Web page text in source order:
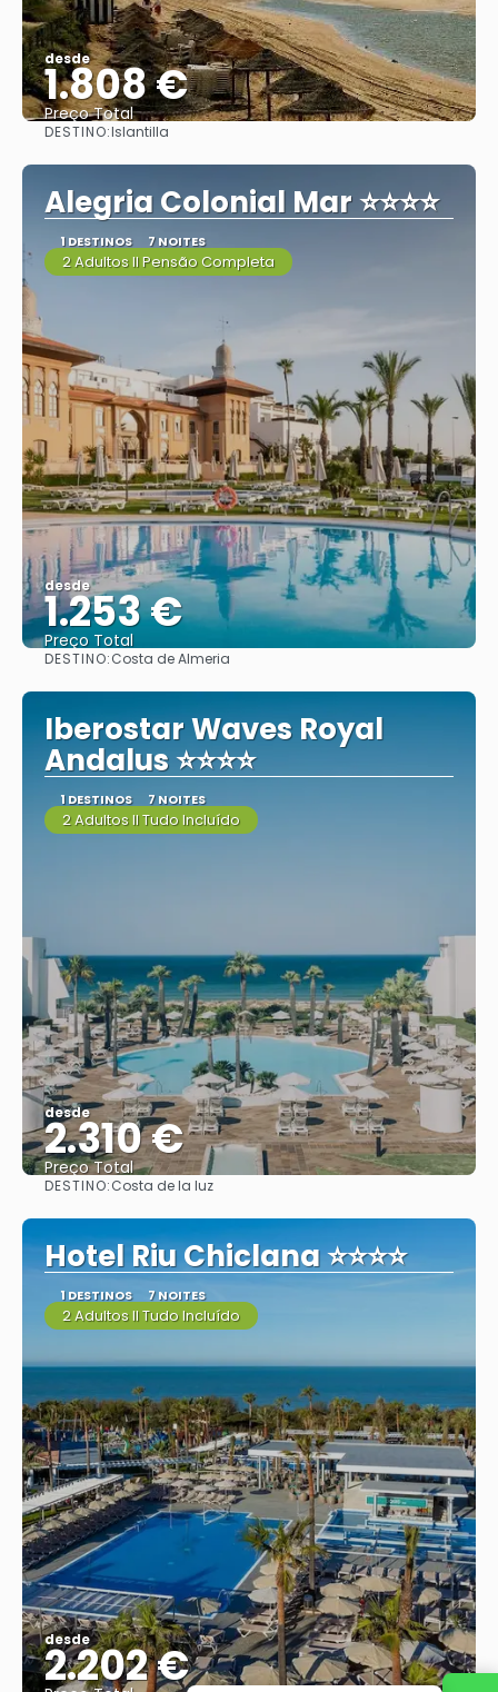
desde
1.808 €
Preço Total
DESTINO:Islantilla
Alegria Colonial Mar ⭐⭐⭐⭐
1 DESTINOS 7 NOITES
2 Adultos II Pensão Completa
desde
1.253 €
Preço Total
DESTINO:Costa de Almeria
Iberostar Waves Royal
Andalus ⭐⭐⭐⭐
1 DESTINOS 7 NOITES
2 Adultos II Tudo Incluído
desde
2.310 €
Preço Total
DESTINO:Costa de la luz
Hotel Riu Chiclana ⭐⭐⭐⭐
1 DESTINOS 7 NOITES
2 Adultos II Tudo Incluído
desde
2.202 €